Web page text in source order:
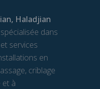
Haladjian
dans
services
en
criblage
et à